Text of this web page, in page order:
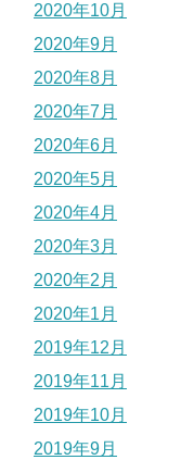
2020年10月
2020年9月
2020年8月
2020年7月
2020年6月
2020年5月
2020年4月
2020年3月
2020年2月
2020年1月
2019年12月
2019年11月
2019年10月
2019年9月